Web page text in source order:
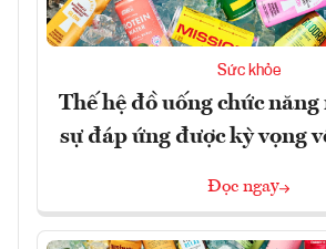
Sức khỏe
Thế hệ đồ uống chức
sự đáp ứng được kỳ vọng
Đọc ngay